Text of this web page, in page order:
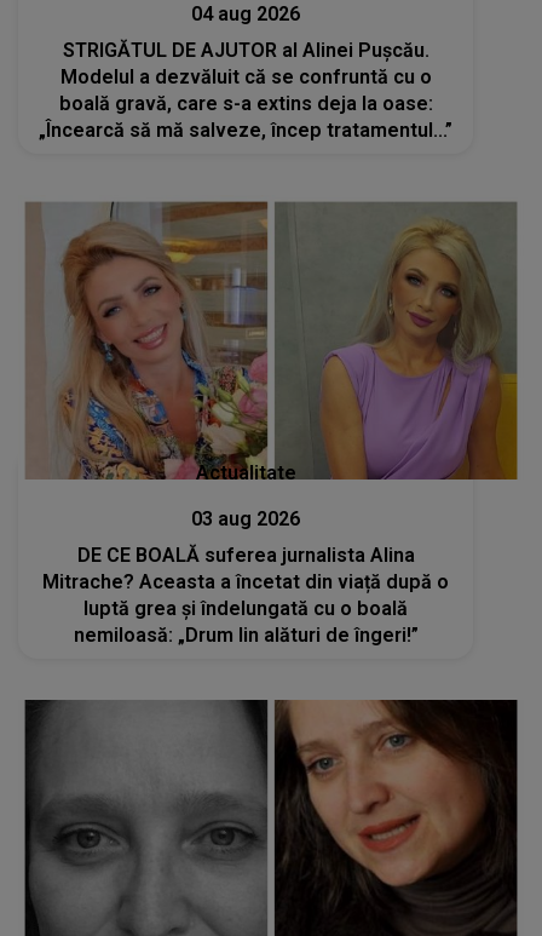
04 aug 2026
STRIGĂTUL DE AJUTOR al Alinei Pușcău.
Modelul a dezvăluit că se confruntă cu o
boală gravă, care s-a extins deja la oase:
„Încearcă să mă salveze, încep tratamentul...”
Actualitate
03 aug 2026
DE CE BOALĂ suferea jurnalista Alina
Mitrache? Aceasta a încetat din viață după o
luptă grea și îndelungată cu o boală
nemiloasă: „Drum lin alături de îngeri!”